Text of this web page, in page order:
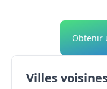
Obtenir
Villes